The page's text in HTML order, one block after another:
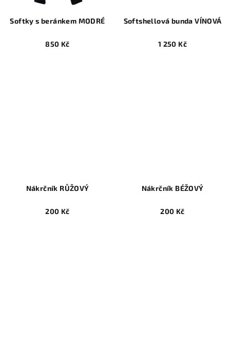
Softky s beránkem MODRÉ
850 Kč
Softshellová bunda VÍNOVÁ
1 250 Kč
Nákrčník RŮŽOVÝ
200 Kč
Nákrčník BÉŽOVÝ
200 Kč